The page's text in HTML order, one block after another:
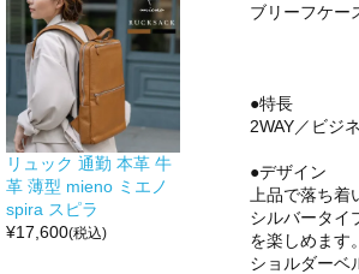
リュック 通勤 本革 牛
革 薄型 mieno ミエノ
spira スピラ
¥17,600(税込)
ブリーフケー
●特長
2WAY／ビジ
●デザイン
上品で落ち着
シルバータイ
を楽しめます。
ショルダーベ